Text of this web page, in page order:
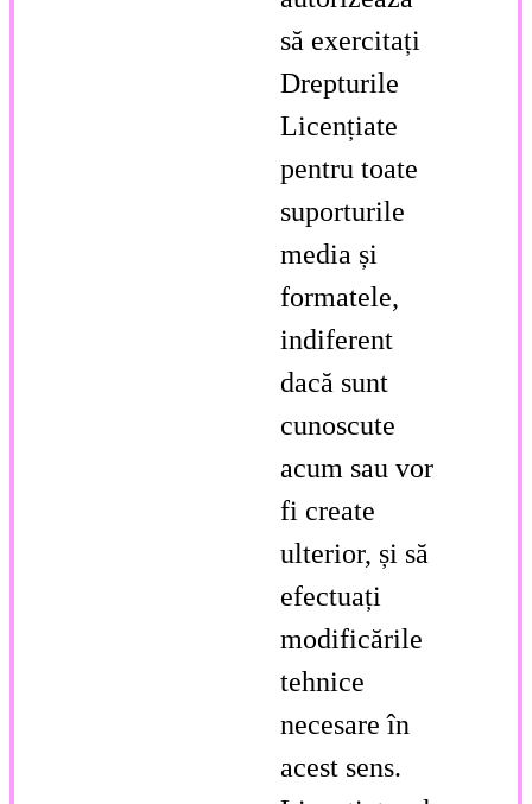
să exercitați
Drepturile
Licențiate
pentru toate
suporturile
media și
formatele,
indiferent
dacă sunt
cunoscute
acum sau vor
fi create
ulterior, și să
efectuați
modificările
tehnice
necesare în
acest sens.